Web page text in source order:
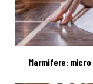
Marmifere: